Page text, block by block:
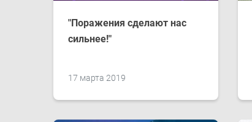
17 марта 2019
"Поражения сделают нас
сильнее!"